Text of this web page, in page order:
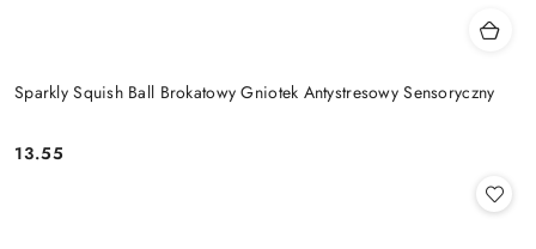
Sparkly Squish Ball Brokatowy Gniotek Antystresowy Sensoryczny
Cena:
13.55